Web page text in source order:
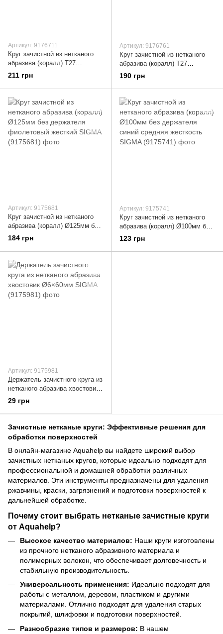
Артикул: 9176711
Круг зачистной из нетканого
абразива (коралл) Т27
Ø125×22.23мм синий средняя
жесткость SIGMA (9176711)
211 грн
Артикул: 9176761
Круг зачистной из нетканого
абразива (коралл) Т27
Ø125×22.23мм черный мягкий
SIGMA (9176761)
190 грн
Артикул: 9175681
Круг зачистной из нетканого
абразива (коралл) Ø125мм без
держателя фиолетовый
жесткий SIGMA (9175681)
184 грн
Артикул: 9175741
Круг зачистной из нетканого
абразива (коралл) Ø100мм без
держателя синий средняя
жесткость SIGMA (9175741)
123 грн
Артикул: 9175981
Держатель зачистного круга из
нетканого абразива хвостовик
Ø6×60мм SIGMA (9175981)
29 грн
Зачистные нетканые круги: Эффективные решения для
обработки поверхностей
В онлайн-магазине Aquahelp вы найдете широкий выбор
зачистных нетканых кругов, которые идеально подходят для
профессиональной и домашней обработки различных
материалов. Эти инструменты предназначены для удаления
ржавчины, краски, загрязнений и подготовки поверхностей к
дальнейшей обработке.
Почему стоит выбрать нетканые зачистные круги
от Aquahelp?
Высокое качество материалов: Наши круги изготовлены
из прочного нетканого абразивного материала и
полимерных волокон, что обеспечивает долговечность и
стабильную производительность.
Универсальность применения: Идеально подходят для
работы с металлом, деревом, пластиком и другими
материалами. Отлично подходят для удаления старых
покрытий, шлифовки и подготовки поверхностей.
Разнообразие типов и размеров: В нашем